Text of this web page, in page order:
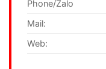
Phone/Zalo
Mail:
Web: